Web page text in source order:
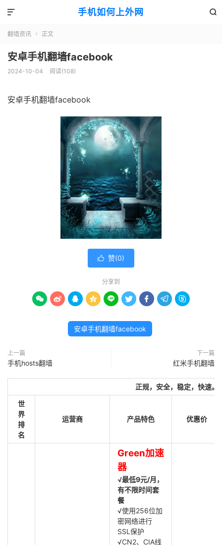
手机如何上外网 

翻墙资讯  正文
安卓手机翻墙facebook
2024-10-04 阅读(108)
安卓手机翻墙facebook
 赞(0)
分享到
        
安卓手机翻墙facebook
上一篇
手机hosts翻墙
下一篇
红米手机翻墙
正规，安全，稳定，快速。
世
界
排
名
运营商 产品特色 优惠价
Green加速
器
√最低9元/月，
有不限时间套
餐
√使用256位加
密网络进行
SSL保护
√CN2、CIA线